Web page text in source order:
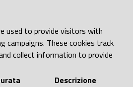
used to provide visitors with
campaigns. These cookies track
collect information to provide
Descrizione